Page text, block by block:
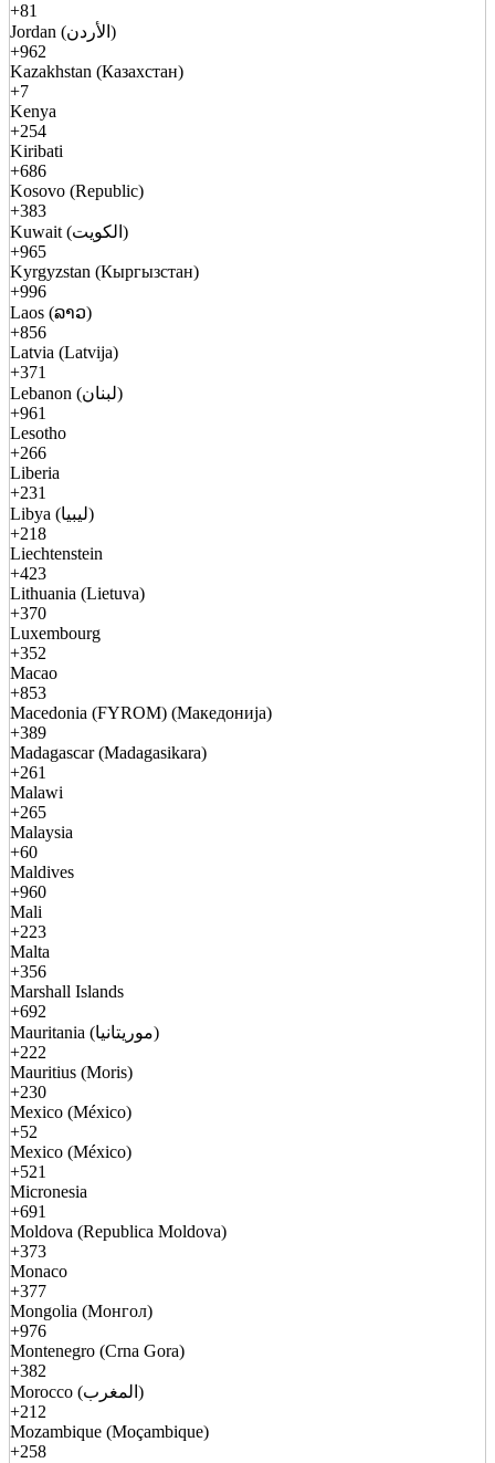
+81
Jordan (الأردن)
+962
Kazakhstan (Казахстан)
+7
Kenya
+254
Kiribati
+686
Kosovo (Republic)
+383
Kuwait (الكويت)
+965
Kyrgyzstan (Кыргызстан)
+996
Laos (ລາວ)
+856
Latvia (Latvija)
+371
Lebanon (لبنان)
+961
Lesotho
+266
Liberia
+231
Libya (ليبيا)
+218
Liechtenstein
+423
Lithuania (Lietuva)
+370
Luxembourg
+352
Macao
+853
Macedonia (FYROM) (Македонија)
+389
Madagascar (Madagasikara)
+261
Malawi
+265
Malaysia
+60
Maldives
+960
Mali
+223
Malta
+356
Marshall Islands
+692
Mauritania (موريتانيا)
+222
Mauritius (Moris)
+230
Mexico (México)
+52
Mexico (México)
+521
Micronesia
+691
Moldova (Republica Moldova)
+373
Monaco
+377
Mongolia (Монгол)
+976
Montenegro (Crna Gora)
+382
Morocco (المغرب)
+212
Mozambique (Moçambique)
+258